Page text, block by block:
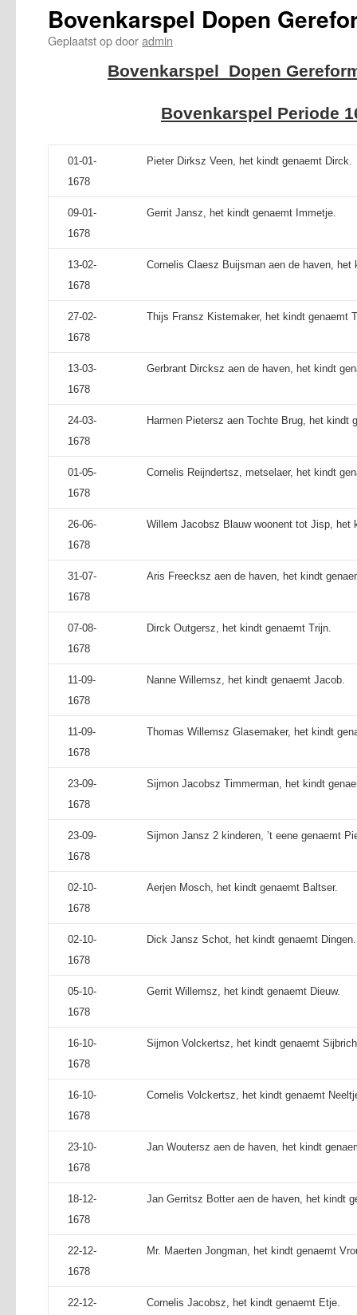
Bovenkarspel Dopen
Geplaatst opdooradmin
Bovenkarspel Dopen
Bovenkarspel Periode
01-01-
1678
Pieter Dirksz Veen, het kindt genaemt Dirck.
09-01-
1678
Gerrit Jansz, het kindt genaemt Immetje.
13-02-
1678
Cornelis Claesz Buijsman aen de haven, het
27-02-
1678
Thijs Fransz Kistemaker, het kindt genaemt
13-03-
1678
Gerbrant Dircksz aen de haven, het kindt
24-03-
1678
Harmen Pietersz aen Tochte Brug, het kindt
01-05-
1678
Cornelis Reijndertsz, metselaer, het kindt
26-06-
1678
Willem Jacobsz Blauw woonent tot Jisp, het
31-07-
1678
Aris Freecksz aen de haven, het kindt
07-08-
1678
Dirck Outgersz, het kindt genaemt Trijn.
11-09-
1678
Nanne Willemsz, het kindt genaemt Jacob.
11-09-
1678
Thomas Willemsz Glasemaker, het kindt
23-09-
1678
Sijmon Jacobsz Timmerman, het kindt
23-09-
1678
Sijmon Jansz 2 kinderen, ’t eene genaemt
02-10-
1678
Aerjen Mosch, het kindt genaemt Baltser.
02-10-
1678
Dick Jansz Schot, het kindt genaemt Dingen.
05-10-
1678
Gerrit Willemsz, het kindt genaemt Dieuw.
16-10-
1678
Sijmon Volckertsz, het kindt genaemt
16-10-
1678
Cornelis Volckertsz, het kindt genaemt
23-10-
1678
Jan Woutersz aen de haven, het kindt
18-12-
1678
Jan Gerritsz Botter aen de haven, het kindt
22-12-
1678
Mr. Maerten Jongman, het kindt genaemt
22-12-
Cornelis Jacobsz, het kindt genaemt Etje.